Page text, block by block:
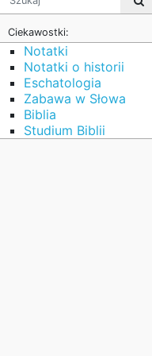
Ciekawostki:
Notatki
Notatki o historii
Eschatologia
Zabawa w Słowa
Biblia
Studium Biblii